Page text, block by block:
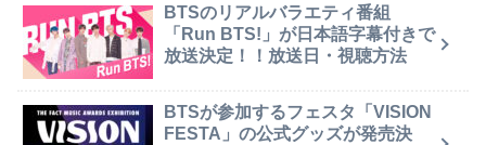
BTSのリアルバラエティ番組
「Run BTS!」が日本語字幕付きで
放送決定！！放送日・視聴方法
BTSが参加するフェスタ「VISION
FESTA」の公式グッズが発売決